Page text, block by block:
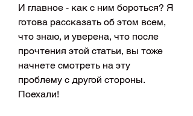
И главное - как с ним бороться? Я
готова рассказать об этом всем,
что знаю, и уверена, что после
прочтения этой статьи, вы тоже
начнете смотреть на эту
проблему с другой стороны.
Поехали!